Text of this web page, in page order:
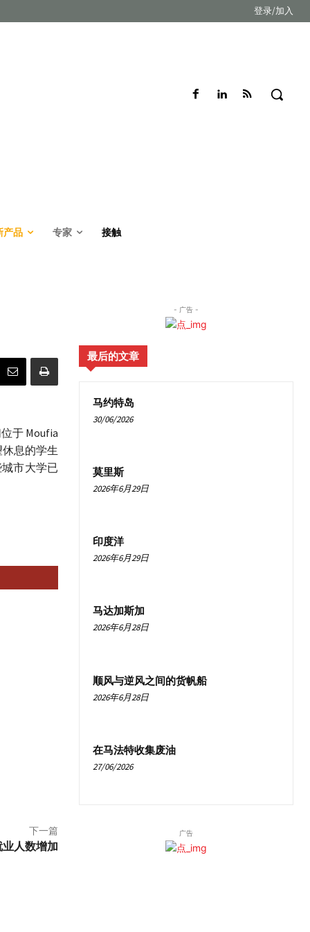
登录/加入
产品 专家 接触
于 Moufia
息的学生
市大学已
下一篇
人数增加
- 广告 -
最后的文章
马约特岛
30/06/2026
莫里斯
2026年6月29日
印度洋
2026年6月29日
马达加斯加
2026年6月28日
顺风与逆风之间的货帆船
2026年6月28日
在马法特收集废油
27/06/2026
广告